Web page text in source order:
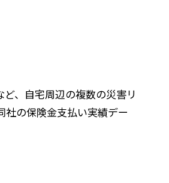
、自宅周辺の複数の災害リ
社の保険金支払い実績デー